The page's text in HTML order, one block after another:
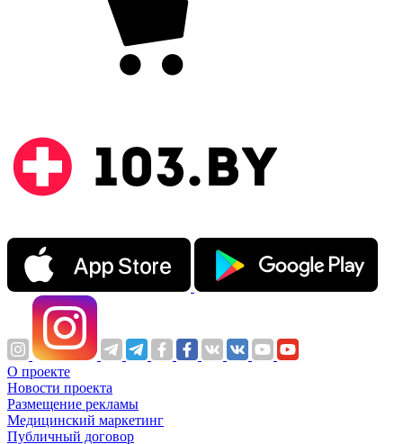
О проекте
Новости проекта
Размещение рекламы
Медицинский маркетинг
Публичный договор